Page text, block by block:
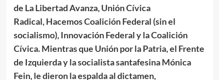
de La Libertad Avanza, Unión Cívica
Radical, Hacemos Coalición Federal (sin el
socialismo), Innovación Federal y la Coalición
Cívica. Mientras que Unión por la Patria, el Frente
de Izquierda y la socialista santafesina Mónica
Fein, le dieron la espalda al dictamen,